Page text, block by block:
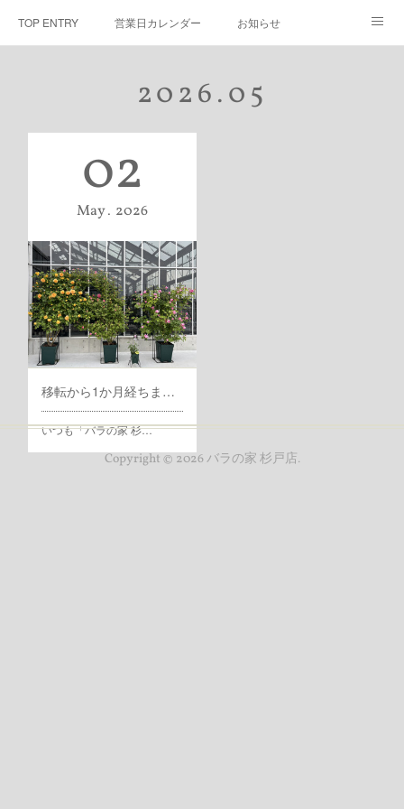
TOP ENTRY 営業日カレンダー お知らせ
2026.05
02
May 2026
移転から1か月経ちました！
いつも「バラの家 杉…
Copyright © 2026 バラの家 杉戸店.